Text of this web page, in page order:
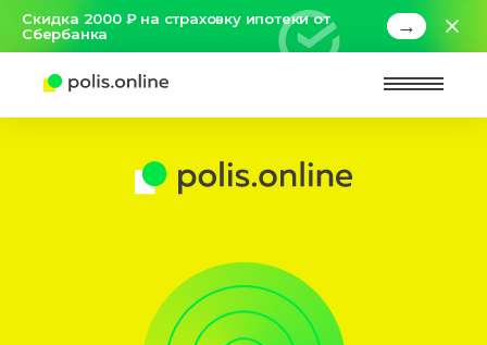
Скидка 2000 ₽ на страховку ипотеки от
Сбербанка
→